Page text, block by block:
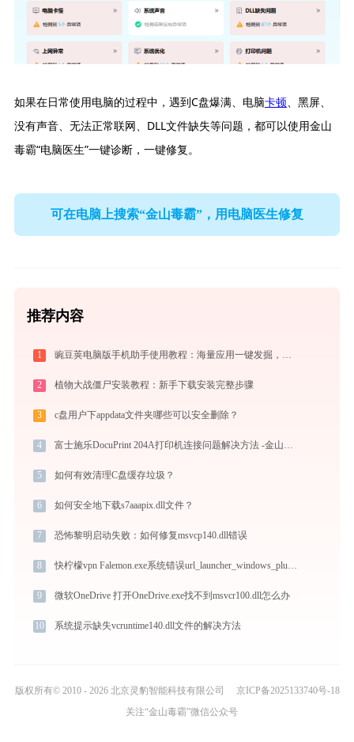
如果在日常使用电脑的过程中，遇到C盘爆满、电脑卡顿、黑屏、
没有声音、无法正常联网、DLL文件缺失等问题，都可以使用金山
毒霸“电脑医生”一键诊断，一键修复。
可在电脑上搜索“金山毒霸”，用电脑医生修复
推荐内容
1 豌豆荚电脑版手机助手使用教程：海量应用一键发掘，电脑轻松管理安卓手机
2 植物大战僵尸安装教程：新手下载安装完整步骤
3 c盘用户下appdata文件夹哪些可以安全删除？
4 富士施乐DocuPrint 204A打印机连接问题解决方法 -金山毒霸
5 如何有效清理C盘缓存垃圾？
6 如何安全地下载s7aaapix.dll文件？
7 恐怖黎明启动失败：如何修复msvcp140.dll错误
8 快柠檬vpn Falemon.exe系统错误url_launcher_windows_plugin.dll丢失如何解决
9 微软OneDrive 打开OneDrive.exe找不到msvcr100.dll怎么办
10 系统提示缺失vcruntime140.dll文件的解决方法
版权所有© 2010 - 2026 北京灵豹智能科技有限公司
京ICP备2025133740号-18
关注“金山毒霸”微信公众号